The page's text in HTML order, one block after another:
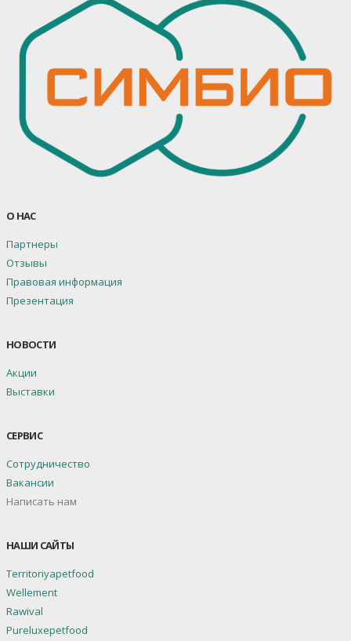
О НАС
Партнеры
Отзывы
Правовая информация
Презентация
НОВОСТИ
Акции
Выставки
СЕРВИС
Сотрудничество
Вакансии
Написать нам
НАШИ САЙТЫ
Territoriyapetfood
Wellement
Rawival
Pureluxepetfood